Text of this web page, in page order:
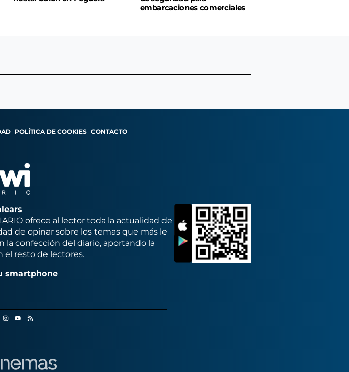
embarcaciones comerciales
POLÍTICA DE COOKIES CONTACTO
ofrece al lector toda la actualidad de
de opinar sobre los temas que más le
confección del diario, aportando la
el resto de lectores.
smartphone
Instagram